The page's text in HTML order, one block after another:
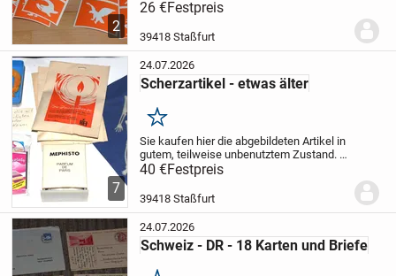
2
Tape zum Aufbringen der Folientattoos ist
auch dabei. Der Verkauf erfolgt unter
Ausschluss jeglicher Gewährleistung,...
26 €Festpreis
39418 Staßfurt
7
24.07.2026
Scherzartikel - etwas älter
Merken
Sie kaufen hier die abgebildeten Artikel in
gutem, teilweise unbenutztem Zustand.
Der Verkauf erfolgt unter Ausschluss
jeglicher Gewährleistung, Garantie und
Rücknahme. Der Käufer erklärt sich
40 €Festpreis
39418 Staßfurt
24.07.2026
Schweiz - DR - 18 Karten und Briefe